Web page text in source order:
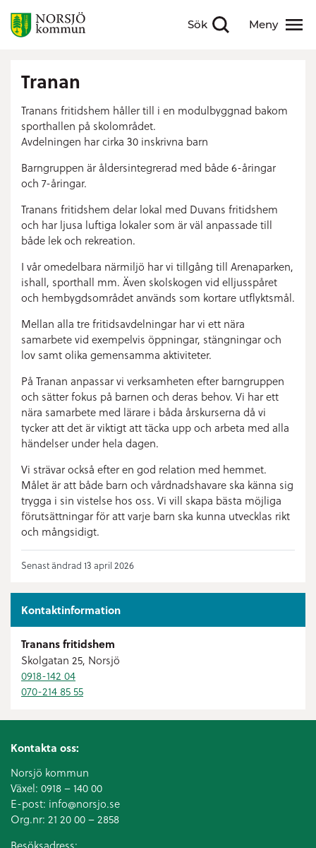
Sök
Visa sökfält Meny
Visa meny
Tranan
Tranans fritidshem håller till i en modulbyggnad bakom
sporthallen på skolområdet.
Avdelningen har cirka 30 inskrivna barn
Barngruppen är åldersintegrerad med både 6-åringar
och 7-åringar.
Tranans fritidshem delar lokal med Duvans fritidshem
och har ljusa luftiga lokaler som är väl anpassade till
både lek och rekreation.
I vår omedelbara närmiljö har vi tillgång till Arenaparken,
ishall, sporthall mm. Även skolskogen vid elljusspåret
och hembygdsområdet används som kortare utflyktsmål.
Mellan alla tre fritidsavdelningar har vi ett nära
samarbete vid exempelvis öppningar, stängningar och
lov samt olika gemensamma aktiviteter.
På Tranan anpassar vi verksamheten efter barngruppen
och sätter fokus på barnen och deras behov. Vi har ett
nära samarbete med lärare i båda årskurserna då vi
tycker att det är viktigt att täcka upp och arbeta med alla
händelser under hela dagen.
Vi strävar också efter en god relation med hemmet.
Målet är att både barn och vårdnadshavare ska känna sig
trygga i sin vistelse hos oss. Vi vill skapa bästa möjliga
förutsättningar för att varje barn ska kunna utvecklas rikt
och mångsidigt.
Senast ändrad 13 april 2026
Kontaktinformation
Tranans fritidshem
Skolgatan 25, Norsjö
0918-142 04
070-214 85 55
Kontakta oss:
Norsjö kommun
Växel: 0918 – 140 00
E-post: info@norsjo.se
Org.nr: 21 20 00 – 2858